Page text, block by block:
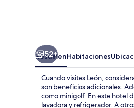
52+
ResumenHabitaciones
Cuando visites León,
son beneficios adicionales.
como minigolf. En este hotel
lavadora y refrigerador. A